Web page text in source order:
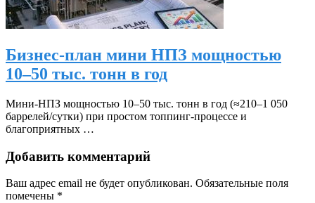
Бизнес-план мини НПЗ мощностью
10–50 тыс. тонн в год
Мини‑НПЗ мощностью 10–50 тыс. тонн в год (≈210–1 050
баррелей/сутки) при простом топпинг‑процессе и
благоприятных …
Добавить комментарий
Ваш адрес email не будет опубликован. Обязательные поля
помечены *